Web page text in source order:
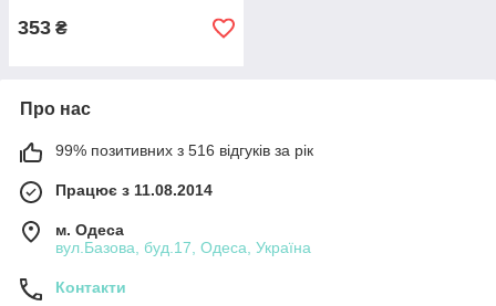
353 ₴
Про нас
99% позитивних з 516 відгуків за рік
Працює з 11.08.2014
м. Одеса
вул.Базова, буд.17, Одеса, Україна
Контакти